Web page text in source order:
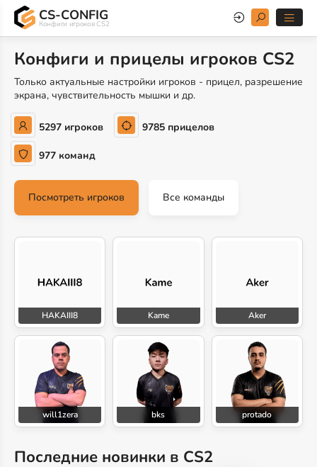
CS-CONFIG
Конфиги игроков CS2
Конфиги и прицелы игроков CS2
Только актуальные настройки игроков - прицел, разрешение
экрана, чувствительность мышки и др.
5297 игроков 9785 прицелов
977 команд
Посмотреть игроков Все команды
HAKAIII8 Kame Aker
will1zera bks protado
Последние новинки в CS2